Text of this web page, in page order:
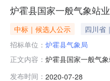
炉霍县国家一般气象站
中标｜候选人公示
四川省
招标单位： 炉霍县气象局
正文内容： 炉霍县国家一般气
发布时间： 2020-07-28